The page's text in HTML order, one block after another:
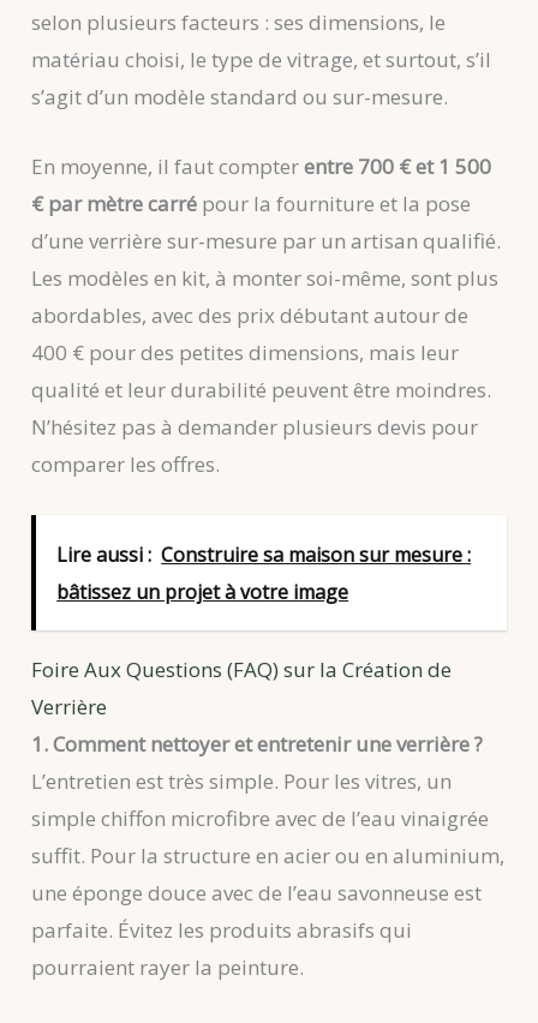
selon plusieurs facteurs : ses dimensions, le
matériau choisi, le type de vitrage, et surtout, s’il
s’agit d’un modèle standard ou sur-mesure.
En moyenne, il faut compterentre 700 € et 1 500
€ par mètre carré pour la fourniture et la pose
d’une verrière sur-mesure par un artisan qualifié.
Les modèles en kit, à monter soi-même, sont plus
abordables, avec des prix débutant autour de
400 € pour des petites dimensions, mais leur
qualité et leur durabilité peuvent être moindres.
N’hésitez pas à demander plusieurs devis pour
comparer les offres.
Lire aussi : Construire sa maison sur mesure :
bâtissez un projet à votre image
Foire Aux Questions (FAQ) sur la Création de
Verrière
1. Comment nettoyer et entretenir une verrière ?
L’entretien est très simple. Pour les vitres, un
simple chiffon microfibre avec de l’eau vinaigrée
suffit. Pour la structure en acier ou en aluminium,
une éponge douce avec de l’eau savonneuse est
parfaite. Évitez les produits abrasifs qui
pourraient rayer la peinture.